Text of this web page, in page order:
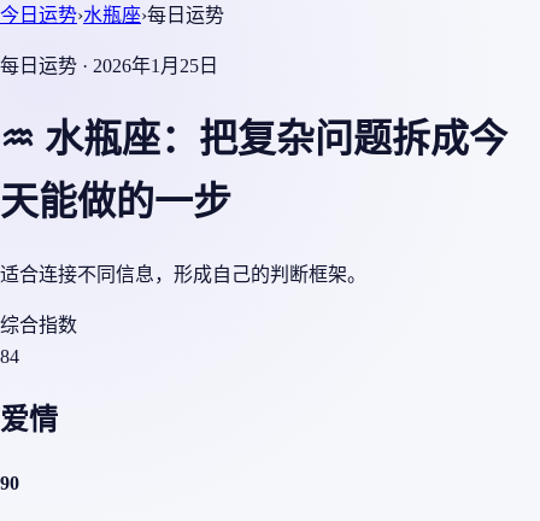
今日运势›水瓶座›每日运势
每日运势 · 2026年1月25日
♒ 水瓶座：把复杂问题拆成今
天能做的一步
适合连接不同信息，形成自己的判断框架。
综合指数
84
爱情
90